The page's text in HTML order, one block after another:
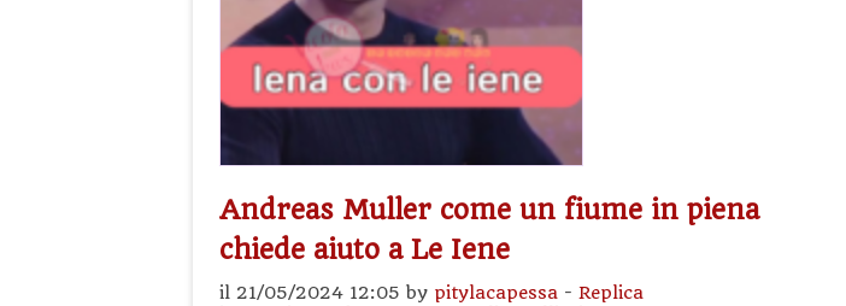
Andreas Muller come un fiume in piena
chiede aiuto a Le Iene
il 21/05/2024 12:05 by pitylacapessa - Replica